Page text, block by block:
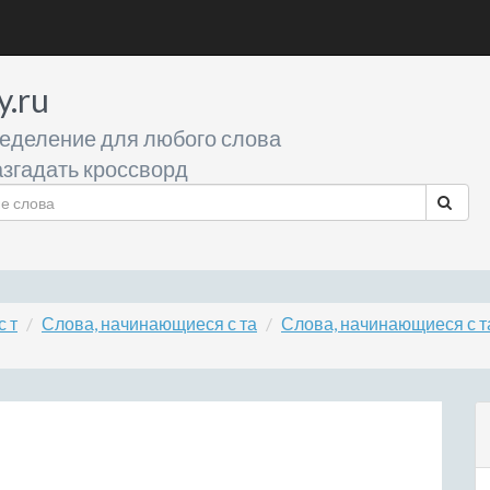
для любого слова
кроссворд
т Слова, начинающиеся с та Слова, начинающиеся с